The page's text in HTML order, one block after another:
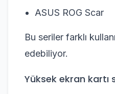
ASUS ROG Scar
Bu seriler farklı
edebiliyor.
Yüksek ekran kartı